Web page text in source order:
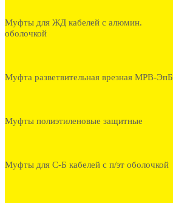
Муфты для ЖД кабелей с алюмин.
оболочкой
Муфта разветвительная врезная МРВ-ЭпБ
Муфты полиэтиленовые защитные
Муфты для С-Б кабелей с п/эт оболочкой